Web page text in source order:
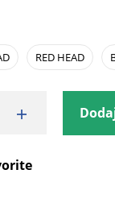
RED HEAD